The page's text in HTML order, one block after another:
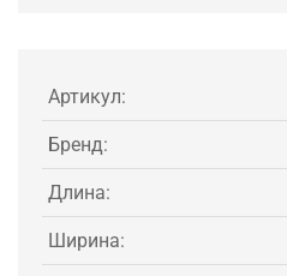
Артикул:
Бренд:
Длина:
Ширина: